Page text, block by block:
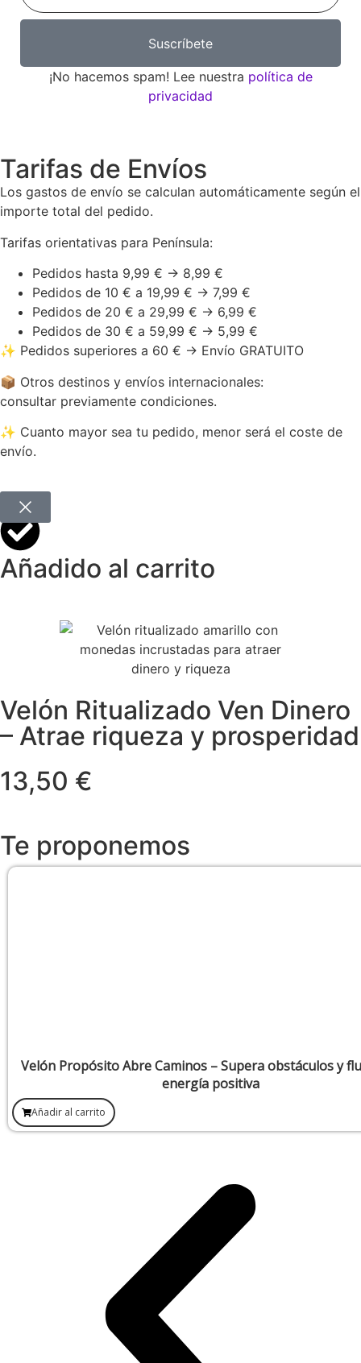
Suscríbete
¡No hacemos spam! Lee nuestra política de
privacidad
Tarifas de Envíos
Los gastos de envío se calculan automáticamente según el
importe total del pedido.
Tarifas orientativas para Península:
Pedidos hasta 9,99 € → 8,99 €
Pedidos de 10 € a 19,99 € → 7,99 €
Pedidos de 20 € a 29,99 € → 6,99 €
Pedidos de 30 € a 59,99 € → 5,99 €
✨ Pedidos superiores a 60 € → Envío GRATUITO
📦 Otros destinos y envíos internacionales:
consultar previamente condiciones.
✨ Cuanto mayor sea tu pedido, menor será el coste de
envío.
Añadido al carrito
Velón Ritualizado Ven Dinero
– Atrae riqueza y prosperidad
13,50 €
Te proponemos
Velón Propósito Abre Caminos – Supera obstáculos y
energía positiva
Añadir al carrito